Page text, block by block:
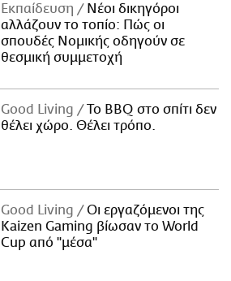
Εκπαίδευση
Νέοι δικηγόροι
αλλάζουν το τοπίο: Πώς οι
σπουδές Νομικής οδηγούν σε
θεσμική συμμετοχή
Good Living
Το BBQ στο σπίτι δεν
θέλει χώρο. Θέλει τρόπο.
Good Living
Οι εργαζόμενοι της
Kaizen Gaming βίωσαν το World
Cup από "μέσα"